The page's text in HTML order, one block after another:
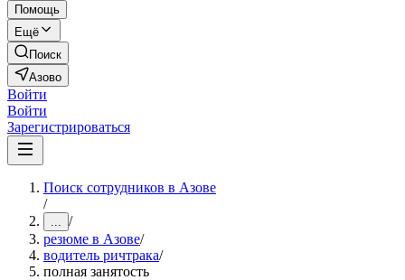
Помощь
Ещё
Поиск
Азово
Войти
Войти
Зарегистрироваться
Поиск сотрудников в Азове
/
... /
резюме в Азове/
водитель ричтрака/
полная занятость